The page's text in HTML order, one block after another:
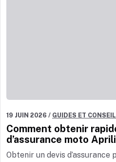
19 JUIN 2026 / GUIDES ET
Comment obtenir
d’assurance moto
Obtenir un devis d’assurance